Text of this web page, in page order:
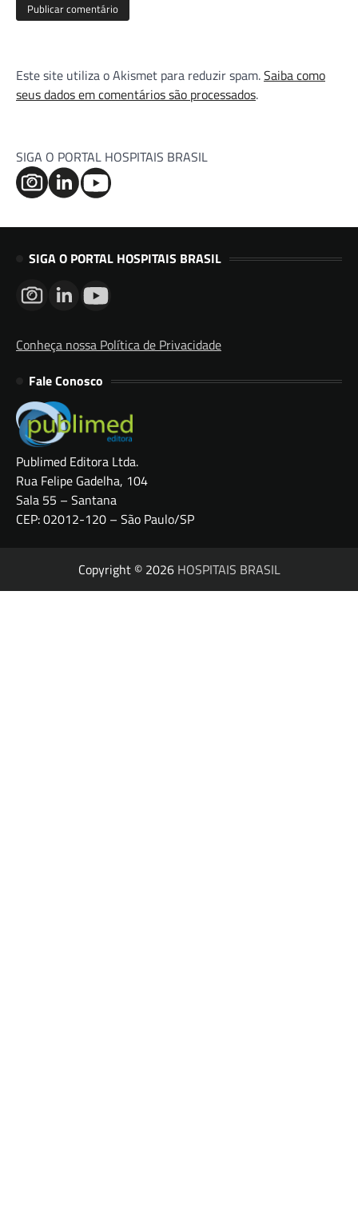
Este site utiliza o Akismet para reduzir spam.Saiba como
seus dados em comentários são processados.
SIGA O PORTAL HOSPITAIS BRASIL
SIGA O PORTAL HOSPITAIS BRASIL
Conheça nossa Política de Privacidade
Fale Conosco
Publimed Editora Ltda.
Rua Felipe Gadelha, 104
Sala 55 – Santana
CEP: 02012-120 – São Paulo/SP
Copyright © 2026 HOSPITAIS BRASIL